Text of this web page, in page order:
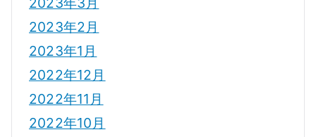
2023年2月
2023年1月
2022年12月
2022年11月
2022年10月